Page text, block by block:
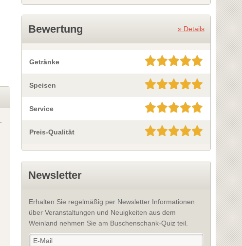
» Details
Bewertung
Getränke
Speisen
Service
Preis-Qualität
Newsletter
Erhalten Sie regelmäßig per Newsletter Informationen
über Veranstaltungen und Neuigkeiten aus dem
Weinland nehmen Sie am Buschenschank-Quiz teil.